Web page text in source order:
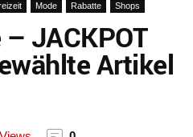
Mode Rabatte Shops
JACKPOT
Artikel